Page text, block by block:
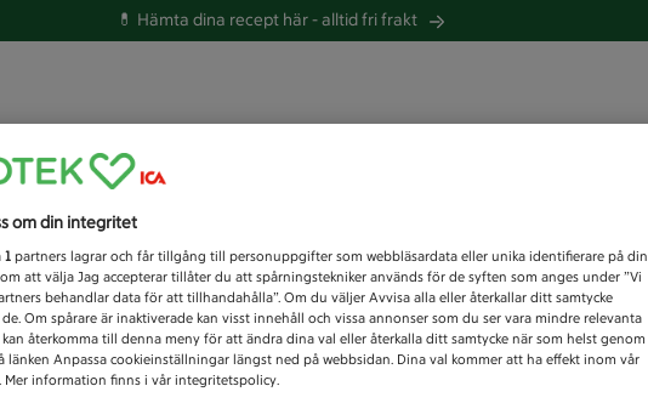
💊 Hämta dina recept här -alltid fri frakt
du efter idag?
Unknown error
om din integritet
1 partners lagrar och får tillgång till personuppgifter som webbläsardata eller unika identifierare på din
att välja Jag accepterar tillåter du att spårningstekniker används för de syften som anges under ”Vi
behandlar data för att tillhandahålla”. Om du väljer Avvisa alla eller återkallar ditt samtycke
Om spårare är inaktiverade kan visst innehåll och vissa annonser som du ser vara mindre relevanta
återkomma till denna meny för att ändra dina val eller återkalla ditt samtycke när som helst genom
länken Anpassa cookieinställningar längst ned på webbsidan. Dina val kommer att ha effekt inom vår
Mer information finns i vår integritetspolicy.